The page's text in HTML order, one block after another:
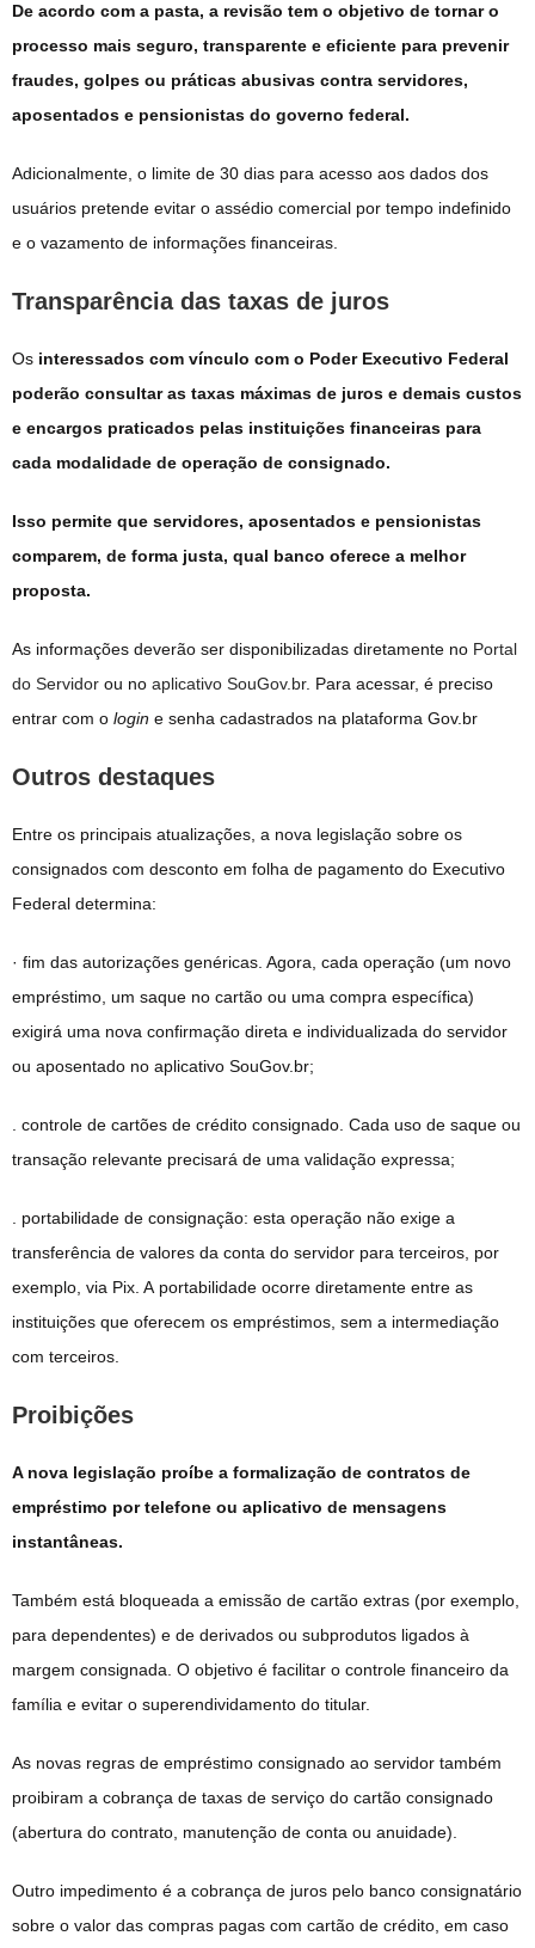
De acordo com a pasta, a revisão tem o objetivo de tornar o
processo mais seguro, transparente e eficiente para prevenir
fraudes, golpes ou práticas abusivas contra servidores,
aposentados e pensionistas do governo federal.
Adicionalmente, o limite de 30 dias para acesso aos dados dos
usuários pretende evitar o assédio comercial por tempo indefinido
e o vazamento de informações financeiras.
Transparência das taxas de juros
Os interessados com vínculo com o Poder Executivo Federal
poderão consultar as taxas máximas de juros e demais custos
e encargos praticados pelas instituições financeiras para
cada modalidade de operação de consignado.
Isso permite que servidores, aposentados e pensionistas
comparem, de forma justa, qual banco oferece a melhor
proposta.
As informações deverão ser disponibilizadas diretamente no Portal
do Servidor ou no aplicativo SouGov.br. Para acessar, é preciso
entrar com o login e senha cadastrados na plataforma Gov.br
Outros destaques
Entre os principais atualizações, a nova legislação sobre os
consignados com desconto em folha de pagamento do Executivo
Federal determina:
· fim das autorizações genéricas. Agora, cada operação (um novo
empréstimo, um saque no cartão ou uma compra específica)
exigirá uma nova confirmação direta e individualizada do servidor
ou aposentado no aplicativo SouGov.br;
. controle de cartões de crédito consignado. Cada uso de saque ou
transação relevante precisará de uma validação expressa;
. portabilidade de consignação: esta operação não exige a
transferência de valores da conta do servidor para terceiros, por
exemplo, via Pix. A portabilidade ocorre diretamente entre as
instituições que oferecem os empréstimos, sem a intermediação
com terceiros.
Proibições
A nova legislação proíbe a formalização de contratos de
empréstimo por telefone ou aplicativo de mensagens
instantâneas.
Também está bloqueada a emissão de cartão extras (por exemplo,
para dependentes) e de derivados ou subprodutos ligados à
margem consignada. O objetivo é facilitar o controle financeiro da
família e evitar o superendividamento do titular.
As novas regras de empréstimo consignado ao servidor também
proibiram a cobrança de taxas de serviço do cartão consignado
(abertura do contrato, manutenção de conta ou anuidade).
Outro impedimento é a cobrança de juros pelo banco consignatário
sobre o valor das compras pagas com cartão de crédito, em caso